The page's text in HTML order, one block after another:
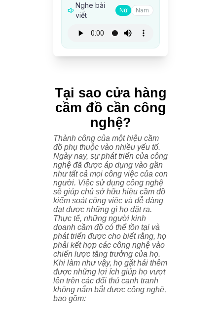
Nghe bài
viết
Nữ Nam
Tại sao cửa hàng
cầm đồ cần công
nghệ?
Thành công của một hiệu cầm
đồ phụ thuộc vào nhiều yếu tố.
Ngày nay, sự phát triển của công
nghệ đã được áp dụng vào gần
như tất cả mọi công việc của con
người. Việc sử dụng công nghệ
sẽ giúp chủ sở hữu hiệu cầm đồ
kiểm soát công việc và dễ dàng
đạt được những gì họ đặt ra.
Thực tế, những người kinh
doanh cầm đồ có thể tồn tại và
phát triển được cho biết rằng, họ
phải kết hợp các công nghệ vào
chiến lược tăng trưởng của họ.
Khi làm như vậy, họ gặt hái thêm
được những lợi ích giúp họ vượt
lên trên các đối thủ cạnh tranh
không nắm bắt được công nghệ,
bao gồm: